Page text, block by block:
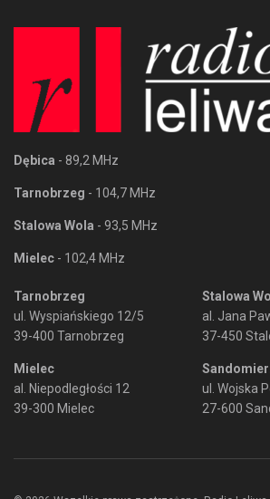
Dębica - 89,2 MHz
Tarnobrzeg - 104,7 MHz
Stalowa Wola - 93,5 MHz
Mielec - 102,4 MHz
Tarnobrzeg
ul. Wyspiańskiego 12/5
39-400 Tarnobrzeg
Mielec
al. Niepodległości 12
39-300 Mielec
Stalowa
al. Jana
37-450
ul. Wojska
27-600